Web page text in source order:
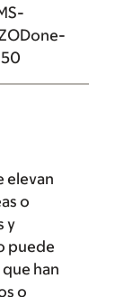
elevan
o
y
puede
han
o